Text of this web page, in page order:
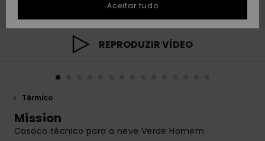
conversa para
obteres a
resposta mais
rápida à tua
pergunta.
perguntas
PRESENTE
REPRODUZIR VÍDEO
Térmico
Mission
Casaco técnico para a neve Verde Homem
Aceitar tudo